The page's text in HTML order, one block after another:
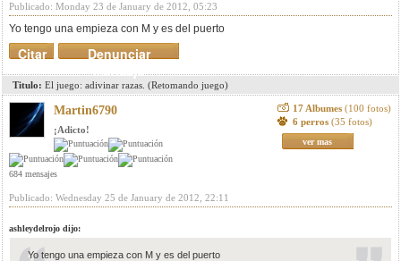
Publicado: Monday 23 de January de 2012, 05:23
Yo tengo una empieza con M y es del puerto
Denunciar
mensaje
Citar
Titulo: El juego: adivinar razas. (Retomando juego)
Martin6790
¡Adicto!
684 mensajes
17 Albumes (100 fotos)
6 perros (35 fotos)
ver mas
Publicado: Wednesday 25 de January de 2012, 22:11
ashleydelrojo dijo:
Yo tengo una empieza con M y es del puerto